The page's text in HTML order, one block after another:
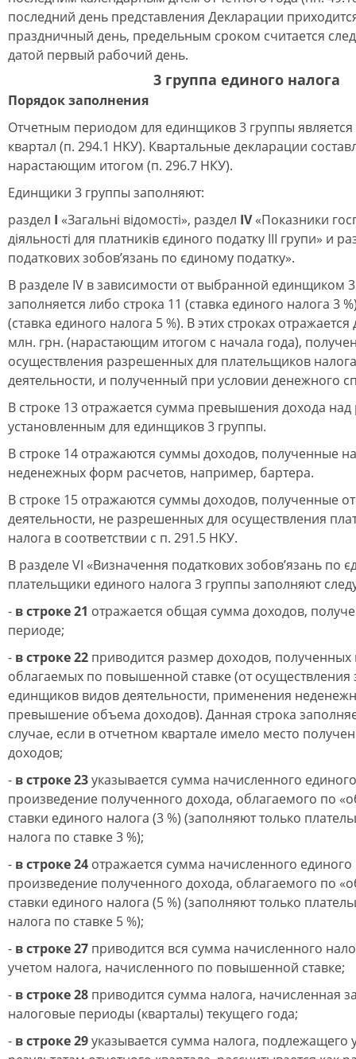
последний день представления Декларации
праздничный день, предельным сроком считается
датой первый рабочий день.
3 группа единого налога
Порядок заполнения
Отчетным периодом для единщиков 3 группы
квартал (п. 294.1 НКУ). Квартальные декларации
нарастающим итогом (п. 296.7 НКУ).
Единщики 3 группы заполняют:
раздел І «Загальні відомості», раздел IV«Показники
діяльності для платників єдиного податку ІІI групи» и
податкових зобов’язань по єдиному податку».
В разделе IV в зависимости от выбранной единщиком
заполняется либо строка 11 (ставка единого налога 3
(ставка единого налога 5 %). В этих строках
млн. грн. (нарастающим итогом с начала года),
осуществления разрешенных для плательщиков
деятельности, и полученный при условии денежного
В строке 13 отражается сумма превышения дохода
установленным для единщиков 3 группы.
В строке 14 отражаются суммы доходов, полученные
неденежных форм расчетов, например, бартера.
В строке 15 отражаются суммы доходов, полученные
деятельности, не разрешенных для осуществления
налога в соответствии с п. 291.5 НКУ.
В разделе VI «Визначення податкових зобов’язань по
плательщики единого налога 3 группы заполняют
- в строке 21 отражается общая сумма доходов,
периоде;
- в строке 22 приводится размер доходов,
облагаемых по повышенной ставке (от
единщиков видов деятельности, применения
превышение объема доходов). Данная строка
случае, если в отчетном квартале имело место
доходов;
- в строке 23указывается сумма начисленного
произведение полученного дохода, облагаемого по
ставки единого налога (3 %) (заполняют только
налога по ставке 3 %);
- в строке 24 отражается сумма начисленного единого
произведение полученного дохода, облагаемого по
ставки единого налога (5 %) (заполняют только
налога по ставке 5 %);
- в строке 27 приводится вся сумма начисленного
учетом налога, начисленного по повышенной ставке;
- в строке 28 приводится сумма налога, начисленная
налоговые периоды (кварталы) текущего года;
- в строке 29указывается сумма налога, подлежащего